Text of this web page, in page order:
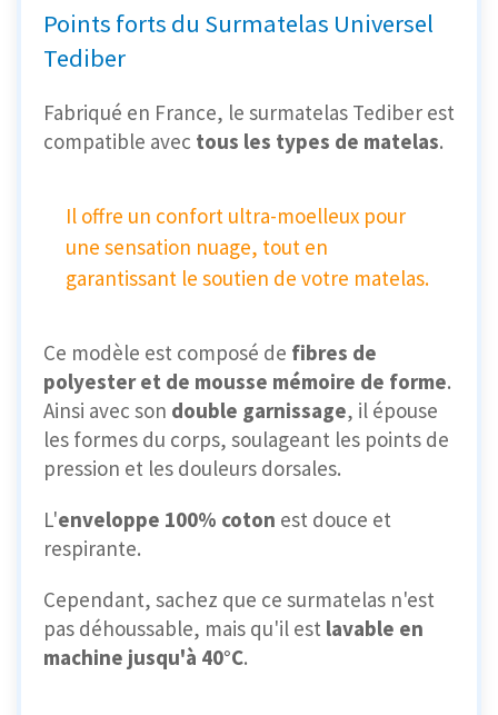
Points forts du Surmatelas Universel
Tediber
Fabriqué en France, le surmatelas Tediber est
compatible avec tous les types de matelas.
Il offre un confort ultra-moelleux pour
une sensation nuage, tout en
garantissant le soutien de votre matelas.
Ce modèle est composé de fibres de
polyester et de mousse mémoire de forme.
Ainsi avec son double garnissage, il épouse
les formes du corps, soulageant les points de
pression et les douleurs dorsales.
L'enveloppe 100% coton est douce et
respirante.
Cependant, sachez que ce surmatelas n'est
pas déhoussable, mais qu'il est lavable en
machine jusqu'à 40°C.